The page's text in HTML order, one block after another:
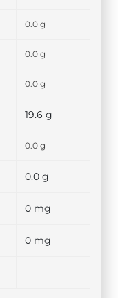
0.0 g
0.0 g
0.0 g
19.6 g
0.0 g
0.0 g
0 mg
0 mg